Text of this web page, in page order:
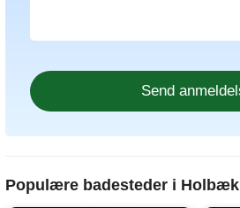
Populære badesteder i Holbæk